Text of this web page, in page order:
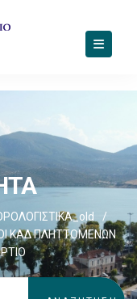
/
ΟΙ ΚΑΔ ΠΛΗΤΤΟΜΕΝΩΝ